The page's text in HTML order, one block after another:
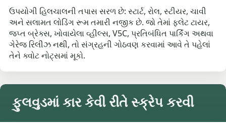
ઉપયોગી હિલચાલની તપાસ સરળ છે: સ્ટાર્ટ, રોલ, સ્ટીયર, ચાવી
અને સલામત લોડિંગ રૂમ તમારી નજીક છે. જો તેમાં ફ્લેટ ટાયર,
જપ્ત બ્રેક્સ, ખોવાયેલા વ્હીલ્સ, V5C, પ્રતિબંધિત પાર્કિંગ અથવા
ગેરેજ રિલીઝ નથી, તો સંગ્રહની ગોઠવણ કરવામાં આવે તે પહેલાં
તેને ક્વોટ નોટ્સમાં મૂકો.
ફુલવુડમાં કાર કેવી રીતે સ્ક્રેપ કરવી